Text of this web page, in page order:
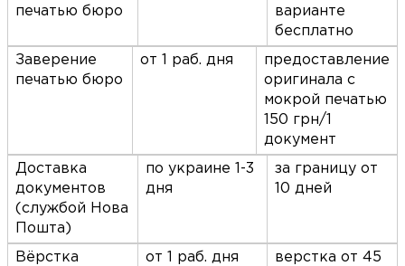
печатью бюро
варианте
бесплатно
Заверение
печатью бюро
от 1 раб. дня
предоставление
оригинала с
мокрой печатью
150 грн/1
документ
Доставка
документов
(службой Нова
Пошта)
по украине 1-3
дня
за границу от
10 дней
Вёрстка
от 1 раб. дня
верстка от 45